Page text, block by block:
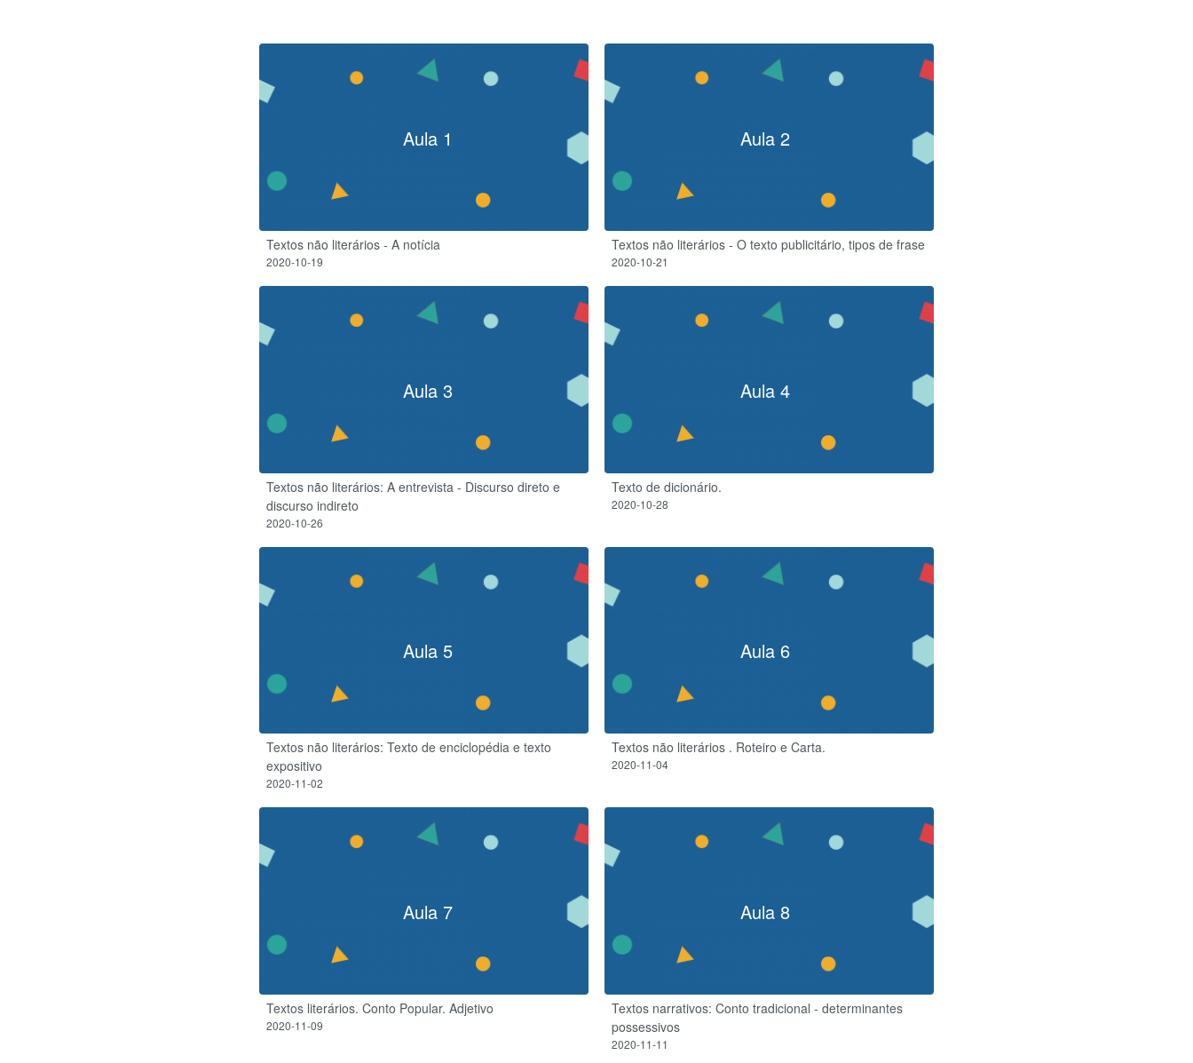
Aula 1
Textos não literários - A notícia
2020-10-19
Aula 2
Textos não literários - O texto publicitário, tipos de frase
2020-10-21
Aula 3
Textos não literários: A entrevista - Discurso direto e
discurso indireto
2020-10-26
Aula 4
Texto de dicionário.
2020-10-28
Aula 5
Textos não literários: Texto de enciclopédia e texto
expositivo
2020-11-02
Aula 6
Textos não literários . Roteiro e Carta.
2020-11-04
Aula 7
Textos literários. Conto Popular. Adjetivo
2020-11-09
Aula 8
Textos narrativos: Conto tradicional - determinantes
possessivos
2020-11-11